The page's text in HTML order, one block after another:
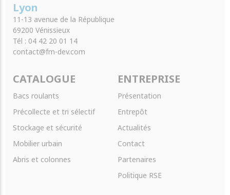
Lyon
11-13 avenue de la République
69200 Vénissieux
Tél : 04 42 20 01 14
contact@fm-dev.com
CATALOGUE
Bacs roulants
Précollecte et tri sélectif
Stockage et sécurité
Mobilier urbain
Abris et colonnes
ENTREPRISE
Présentation
Entrepôt
Actualités
Contact
Partenaires
Politique RSE